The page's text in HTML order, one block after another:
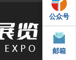
QQ
邮箱
公众号
邮箱